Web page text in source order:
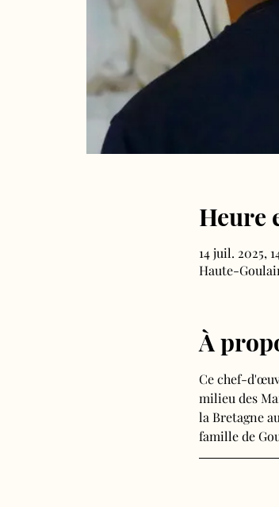
Heure
14 juil. 2025,
Haute-
À
Ce chef-
milieu des
la Bretagne
famille de